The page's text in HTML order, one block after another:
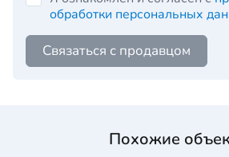
обработки персональных
Связаться с продавцом
Похожие